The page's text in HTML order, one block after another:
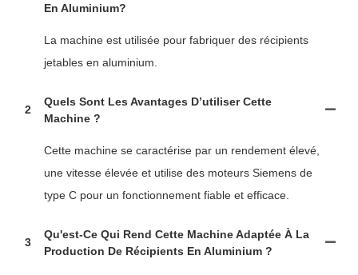
En Aluminium?
La machine est utilisée pour fabriquer des récipients
jetables en aluminium.
2
Quels Sont Les Avantages D’utiliser Cette
Machine ?
Cette machine se caractérise par un rendement élevé,
une vitesse élevée et utilise des moteurs Siemens de
type C pour un fonctionnement fiable et efficace.
3
Qu'est-Ce Qui Rend Cette Machine Adaptée À La
Production De Récipients En Aluminium ?